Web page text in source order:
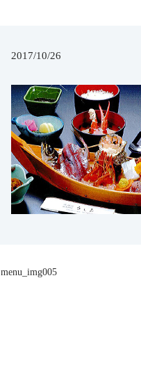
2017/10/26
menu_img005